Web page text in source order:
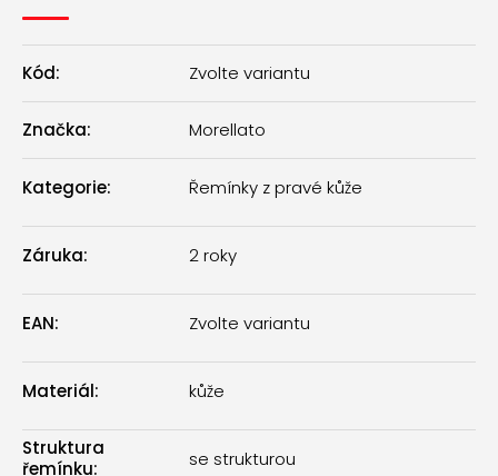
Kód: Zvolte variantu
Značka: Morellato
Kategorie: Řemínky z pravé kůže
Záruka: 2 roky
EAN: Zvolte variantu
Materiál: kůže
Struktura
řemínku: se strukturou